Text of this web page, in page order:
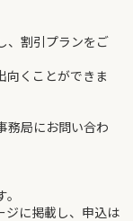
、割引プランをご
くことができま
局にお問い合わ
に掲載し、申込は